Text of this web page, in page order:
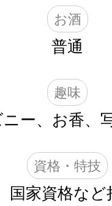
お酒
普通
趣味
ー、お香、
資格・特技
国家資格な